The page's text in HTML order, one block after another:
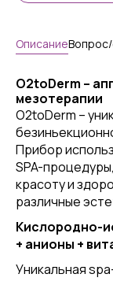
Описание
O2toDerm –
мезотерапии
O2toDerm –
Прибор
SPA-
красоту и
различные
Кислородно-
+ анионы +
Уникальная